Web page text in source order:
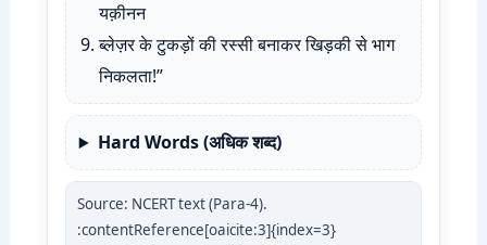
यक़ीनन
ब्लेज़र के टुकड़ों की रस्सी बनाकर खिड़की से भाग
निकलता!”
Hard Words (अधिक शब्द)
Source: NCERT text (Para-4).
:contentReference[oaicite:3]{index=3}